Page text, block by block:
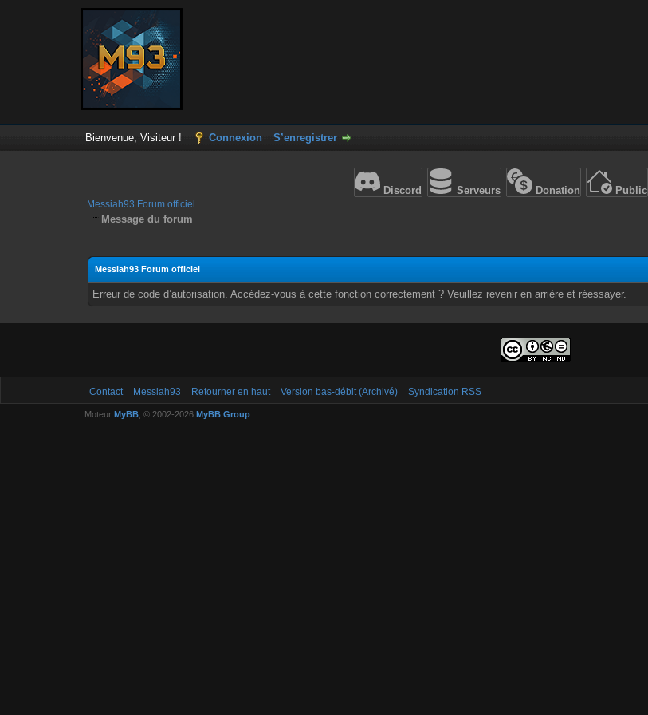
Bienvenue, Visiteur ! Connexion S’enregistrer
Discord Serveurs Donation Public
Messiah93 Forum officiel
Message du forum
Messiah93 Forum officiel
Erreur de code d’autorisation. Accédez-vous à cette fonction correctement ? Veuillez revenir en arrière et réessayer.
Contact Messiah93 Retourner en haut Version bas-débit (Archivé) Syndication RSS
Moteur MyBB, © 2002-2026 MyBB Group.